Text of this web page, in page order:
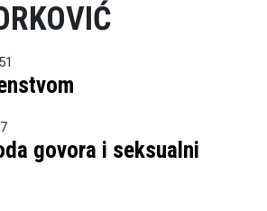
govora i seksualni